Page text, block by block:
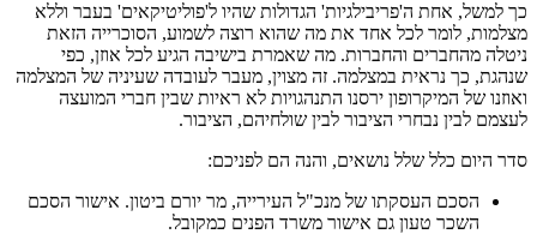
כך למשל, אחת ה'פריבילגיות' הגדולות שהיו ל'פוליטיקאים' בעבר וללא
מצלמות, לומר לכל אחד את מה שהוא רוצה לשמוע, הסוכרייה הזאת
ניטלה מהחברים והחברות. מה שאמרת בישיבה הגיע לכל אוזן, כפי
שנהגת, כך נראית במצלמה. זה מצוין, מעבר לעובדה שעיניה של המצלמה
ואוזנו של המיקרופון ירסנו התנהגויות לא ראיות שבין חברי המועצה
לעצמם לבין נבחרי הציבור לבין שולחיהם, הציבור.
סדר היום כלל שלל נושאים, והנה הם לפניכם:
הסכם העסקתו של מנכ"ל העירייה, מר יורם ביטון. אישור הסכם
השכר טעון גם אישור משרד הפנים כמקובל.